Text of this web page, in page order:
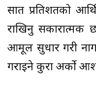
सात प्रतिशतको
राखिनु सकारात्मक
आमूल सुधार गरी
गराइने कुरा अर्को